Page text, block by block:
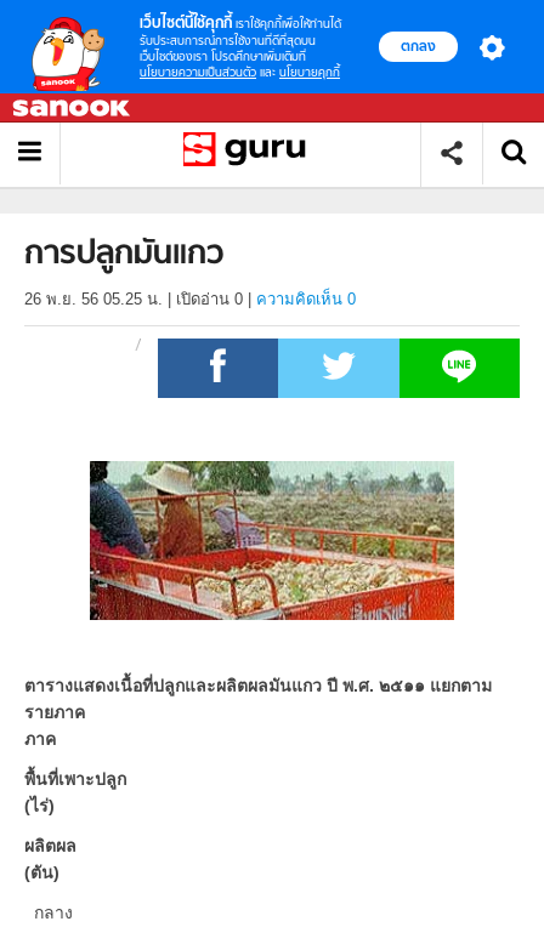
เว็บไซต์นี้ใช้คุกกี้ เราใช้คุกกี้เพื่อให้ท่านได้
รับประสบการณ์การใช้งานที่ดีที่สุดบน
เว็บไซต์ของเรา โปรดศึกษาเพิ่มเติมที่
นโยบายความเป็นส่วนตัว และ นโยบายคุกกี้
ตกลง
การปลูกมันแกว
26 พ.ย. 56 05.25 น. เปิดอ่าน 0 ความคิดเห็น 0
ตารางแสดงเนื้อที่ปลูกและผลิตผลมันแกว ปี พ.ศ. ๒๕๑๑ แยกตาม
รายภาค
ภาค
พื้นที่เพาะปลูก
(ไร่)
ผลิตผล
(ตัน)
กลาง